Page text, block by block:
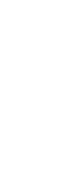
sett